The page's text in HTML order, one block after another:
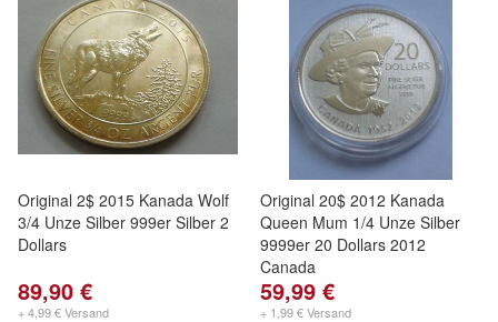
Original 2$ 2015 Kanada Wolf
3/4 Unze Silber 999er Silber 2
Dollars
89,90 €
+ 4,99 € Versand
Original 20$ 2012 Kanada
Queen Mum 1/4 Unze Silber
9999er 20 Dollars 2012
Canada
59,99 €
+ 1,99 € Versand